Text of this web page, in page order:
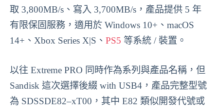
取 3,800MB/s、寫入 3,700MB/s，產品提供 5 年
有限保固服務，適用於 Windows 10+、macOS
14+、Xbox Series X|S、 PS5 等系統 / 裝置。
以往 Extreme PRO 同時作為系列與產品名稱，但
Sandisk 這次選擇後綴 with USB4，產品完整型號
為 SDSSDE82–xT00，其中 E82 類似開發代號或